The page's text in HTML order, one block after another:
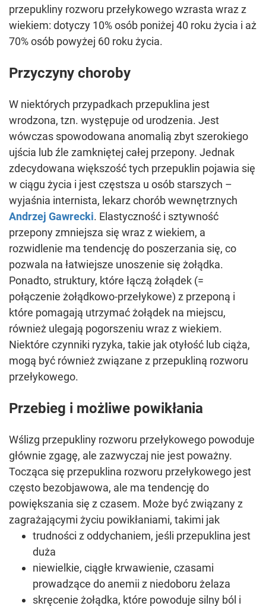
przepukliny rozworu przełykowego wzrasta wraz z
wiekiem: dotyczy 10% osób poniżej 40 roku życia i aż
70% osób powyżej 60 roku życia.
Przyczyny choroby
W niektórych przypadkach przepuklina jest
wrodzona, tzn. występuje od urodzenia. Jest
wówczas spowodowana anomalią zbyt szerokiego
ujścia lub źle zamkniętej całej przepony. Jednak
zdecydowana większość tych przepuklin pojawia się
w ciągu życia i jest częstsza u osób starszych –
wyjaśnia internista, lekarz chorób wewnętrznych
Andrzej Gawrecki. Elastyczność i sztywność
przepony zmniejsza się wraz z wiekiem, a
rozwidlenie ma tendencję do poszerzania się, co
pozwala na łatwiejsze unoszenie się żołądka.
Ponadto, struktury, które łączą żołądek (=
połączenie żołądkowo-przełykowe) z przeponą i
które pomagają utrzymać żołądek na miejscu,
również ulegają pogorszeniu wraz z wiekiem.
Niektóre czynniki ryzyka, takie jak otyłość lub ciąża,
mogą być również związane z przepukliną rozworu
przełykowego.
Przebieg i możliwe powikłania
Wślizg przepukliny rozworu przełykowego powoduje
głównie zgagę, ale zazwyczaj nie jest poważny.
Tocząca się przepuklina rozworu przełykowego jest
często bezobjawowa, ale ma tendencję do
powiększania się z czasem. Może być związany z
zagrażającymi życiu powikłaniami, takimi jak
trudności z oddychaniem, jeśli przepuklina jest
duża
niewielkie, ciągłe krwawienie, czasami
prowadzące do anemii z niedoboru żelaza
skręcenie żołądka, które powoduje silny ból i